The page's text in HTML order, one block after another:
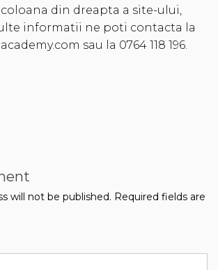
coloana din dreapta a site-ului,
informatii ne poti contacta la
sau la 0764 118 196.
will not be published. Required fields are